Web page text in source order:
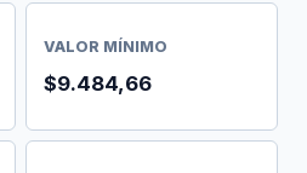
VALOR MÍNIMO
$9.484,66